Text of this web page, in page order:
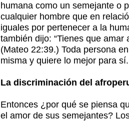
humana como un semejante o
cualquier hombre que en
iguales por pertenecer a la
también dijo: “Tienes que amar
(Mateo 22:39.) Toda persona
misma y quiere lo mejor para
La discriminación del
Entonces ¿por qué se piensa
el amor de sus semejantes?